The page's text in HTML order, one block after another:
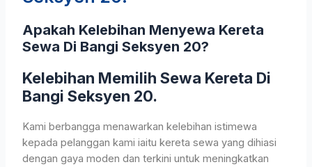
Apakah Kelebihan Menyewa Kereta
Sewa Di Bangi Seksyen 20?
Kelebihan Memilih Sewa Kereta Di
Bangi Seksyen 20.
Kami berbangga menawarkan kelebihan istimewa
kepada pelanggan kami iaitu kereta sewa yang dihiasi
dengan gaya moden dan terkini untuk meningkatkan